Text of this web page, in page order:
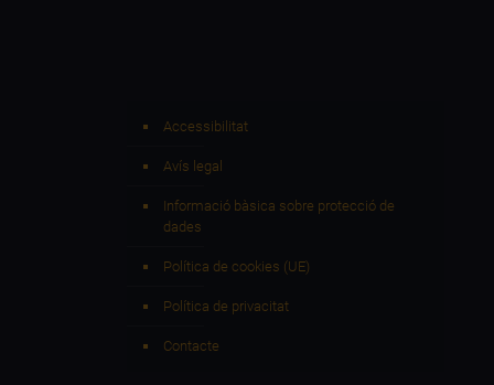
Accessibilitat
Avís legal
Informació bàsica sobre protecció de
dades
Política de cookies (UE)
Política de privacitat
Contacte